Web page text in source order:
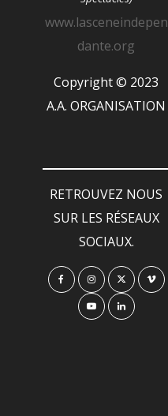
www.lasceneindepen
dante.org
Copyright © 2023
A.A. ORGANISATION
RETROUVEZ NOUS
SUR LES RÉSEAUX
SOCIAUX.